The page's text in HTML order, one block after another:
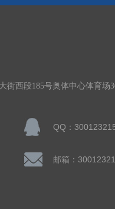
街西段185号奥体中心体育场
QQ：
邮箱：